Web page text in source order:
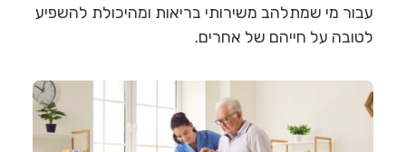
עבור מי שמתלהב משירותי בריאות ומהיכולת להשפיע
לטובה על חייהם של אחרים.